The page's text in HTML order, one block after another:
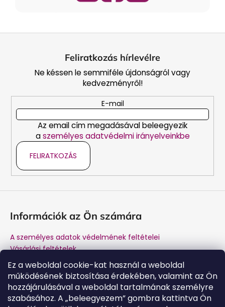
Ez a weboldal cookie-kat használ a weboldal
működésének biztosítása érdekében, valamint az Ön
hozzájárulásával a weboldal tartalmának személyre
szabásához. A „beleegyezem” gombra kattintva Ön
Feliratkozás hírlevélre
Ne késsen le semmiféle újdonságról vagy
kedvezményről!
E-mail
Az email cím megadásával beleegyezik
aszemélyes adatvédelmi irányelveinkbe
FELIRATKOZÁS
Információk az Ön számára
A személyes adatok védelmének feltételei
Vásárlási feltételek
Márkánk története
A gyártótól történő vásárlás előnyei
Kapcsolat
Garancia és jótállás utáni szerviz